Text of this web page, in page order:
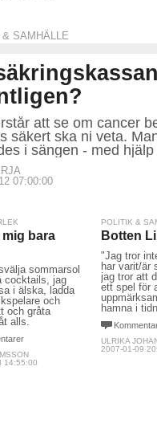
& SAMHÄLLE
att se om cancer
säkert ska ni veta.
i sängen - med
07:00:00
mig bara
sommarsol
cocktails, jag
i älska, ladda
och
och gråta
alls.
14:55:00
POLITIK &
Botten
"Jag tror
har varit/är
jag tror att
ett spel för
hamna i
ULRIKA
2007-01-09